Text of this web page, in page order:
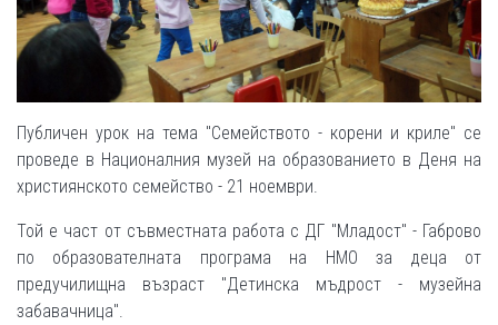
Публичен урок на тема "Семейството - корени и криле" се
проведе в Националния музей на образованието в Деня на
християнското семейство - 21 ноември.
Той е част от съвместната работа с ДГ "Младост" - Габрово
по образователната програма на НМО за деца от
предучилищна възраст "Детинска мъдрост - музейна
забавачница".